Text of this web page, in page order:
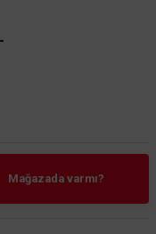
Mağazada varmı?